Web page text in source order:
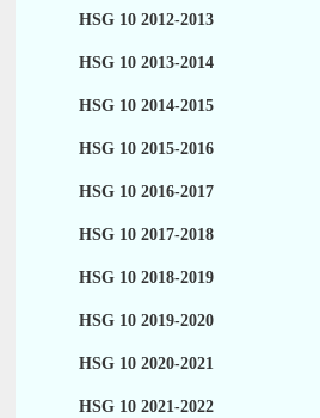
HSG 10 2012-2013
HSG 10 2013-2014
HSG 10 2014-2015
HSG 10 2015-2016
HSG 10 2016-2017
HSG 10 2017-2018
HSG 10 2018-2019
HSG 10 2019-2020
HSG 10 2020-2021
HSG 10 2021-2022